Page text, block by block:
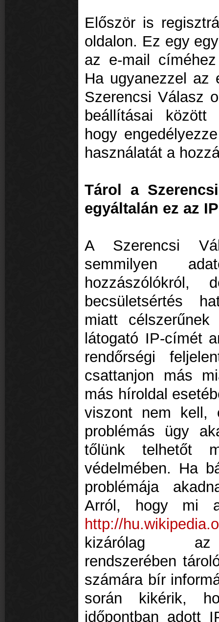
Először is
oldalon. Ez egy
az e-mail
Ha ugyanezzel az
Szerencsi Válasz
beállításai között
hogy
használatát a
Tárol a
egyáltalán ez az
A Szerencsi
semmilyen
becsületsértés
miatt
látogató IP-címét
rendőrségi
csattanjon más
más híroldal
viszont nem kell,
problémás ügy
tőlünk telhetőt
védelmében. Ha
problémája
Arról, hogy mi
http://
kizárólag az
rendszerében
számára bír
során kikérik,
időpontban adott